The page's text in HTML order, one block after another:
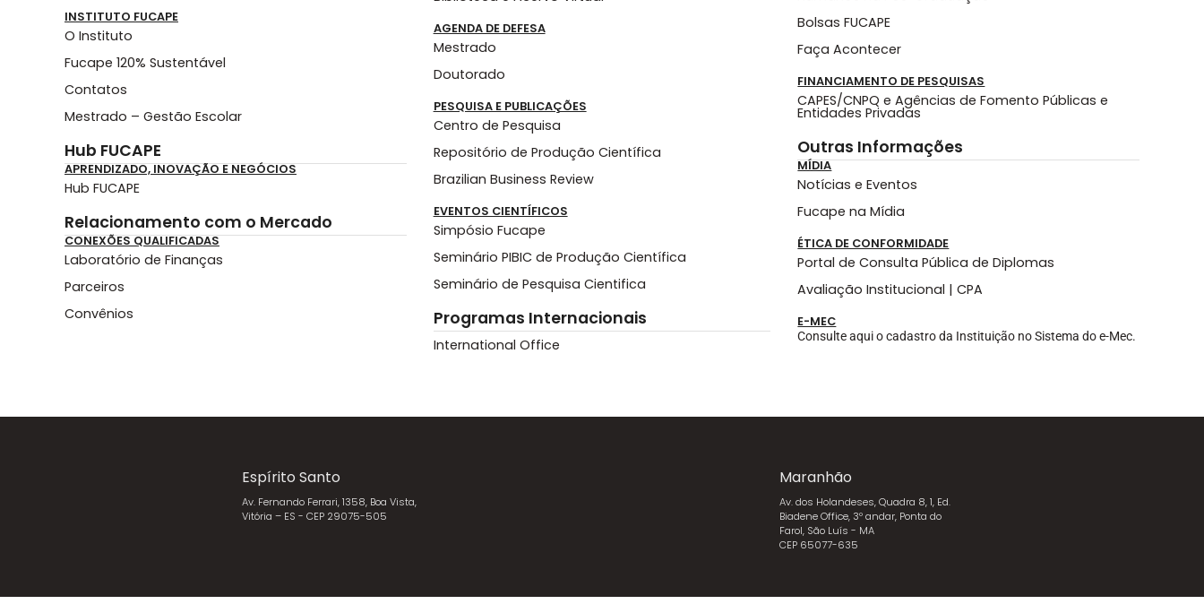
INSTITUTO FUCAPE
O Instituto
Fucape 120% Sustentável
Contatos
Mestrado – Gestão Escolar
Hub FUCAPE
APRENDIZADO, INOVAÇÃO E NEGÓCIOS
Hub FUCAPE
Relacionamento com o Mercado
CONEXÕES QUALIFICADAS
Laboratório de Finanças
Parceiros
Convênios
AGENDA DE DEFESA
Mestrado
Doutorado
PESQUISA E PUBLICAÇÕES
Centro de Pesquisa
Repositório de Produção Científica
Brazilian Business Review
EVENTOS CIENTÍFICOS
Simpósio Fucape
Seminário PIBIC de Produção Científica
Seminário de Pesquisa Cientifica
Programas Internacionais
International Office
Bolsas FUCAPE
Faça Acontecer
FINANCIAMENTO DE PESQUISAS
CAPES/CNPQ e Agências de Fomento Públicas e
Entidades Privadas
Outras Informações
MÍDIA
Notícias e Eventos
Fucape na Mídia
ÉTICA DE CONFORMIDADE
Portal de Consulta Pública de Diplomas
Avaliação Institucional | CPA
E-MEC
Consulte aqui o cadastro da Instituição no Sistema do e-Mec.
Espírito Santo
Av. Fernando Ferrari, 1358, Boa Vista,
Vitória – ES - CEP 29075-505
Maranhão
Av. dos Holandeses, Quadra 8, 1, Ed.
Biadene Office, 3º andar, Ponta do
Farol, São Luís - MA
CEP 65077-635